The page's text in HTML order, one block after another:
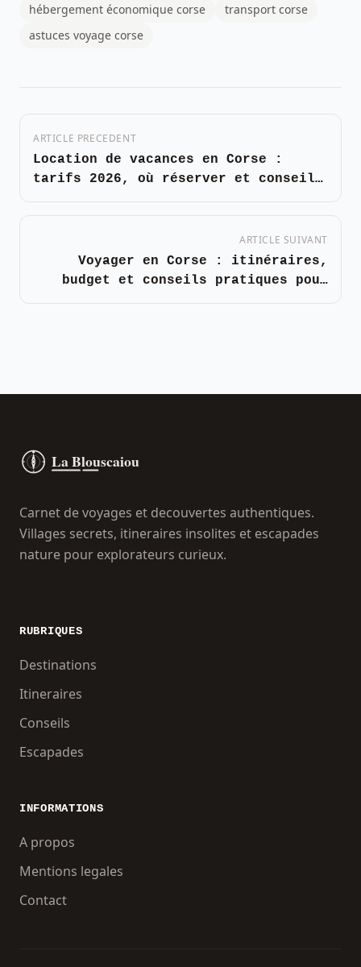
hébergement économique corse
transport corse
astuces voyage corse
ARTICLE PRECEDENT
Location de vacances en Corse :
tarifs 2026, où réserver et conseils
ARTICLE SUIVANT
Voyager en Corse : itinéraires,
budget et conseils pratiques pour
Carnet de voyages et decouvertes authentiques.
Villages secrets, itineraires insolites et escapades
nature pour explorateurs curieux.
RUBRIQUES
Destinations
Itineraires
Conseils
Escapades
INFORMATIONS
A propos
Mentions legales
Contact